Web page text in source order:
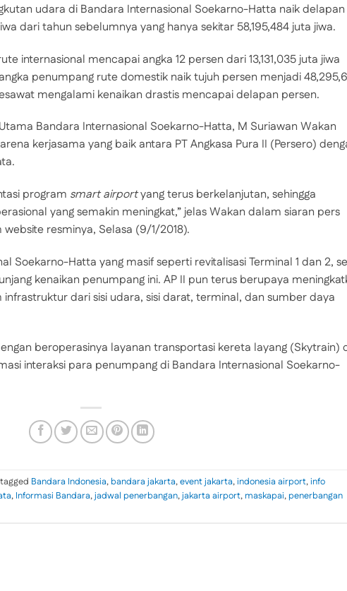
udara di Bandara Internasional Soekarno-Hatta naik delapan
dari tahun sebelumnya yang hanya sekitar 58,195,484 juta jiwa.
internasional mencapai angka 12 persen dari 13,131,035 juta jiwa
penumpang rute domestik naik tujuh persen menjadi
mengalami kenaikan drastis mencapai delapan persen.
Bandara Internasional Soekarno-Hatta, M Suriawan Wakan
kerjasama yang baik antara PT Angkasa Pura II (Persero)
program smart airportyang terus berkelanjutan, sehingga
yang semakin meningkat,” jelas Wakan dalam siaran pers
resminya, Selasa (9/1/2018).
Soekarno-Hatta yang masif seperti revitalisasi Terminal 1 dan 2,
kenaikan penumpang ini. AP II pun terus berupaya
dari sisi udara, sisi darat, terminal, dan sumber daya
beroperasinya layanan transportasi kereta layang (Skytrain)
interaksi para penumpang di Bandara Internasional Soekarno-
Bandara Indonesia, bandara jakarta,event jakarta,indonesia airport,info
, Informasi Bandara,jadwal penerbangan,jakarta airport,maskapai,penerbangan